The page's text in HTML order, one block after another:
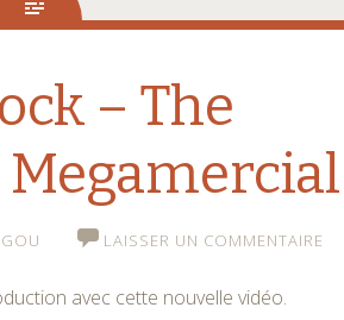
– The
LAISSER UN COMMENTAIRE
avec cette nouvelle vidéo.